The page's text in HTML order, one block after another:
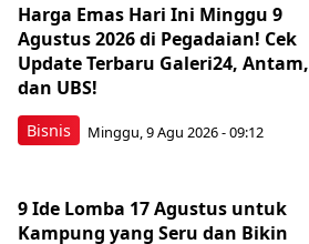
Bisnis
Harga Emas Hari Ini Minggu 9
Agustus 2026 di Pegadaian! Cek
Update Terbaru Galeri24, Antam,
dan UBS!
Minggu, 9 Agu 2026 - 09:12
9 Ide Lomba 17 Agustus untuk
Kampung yang Seru dan Bikin